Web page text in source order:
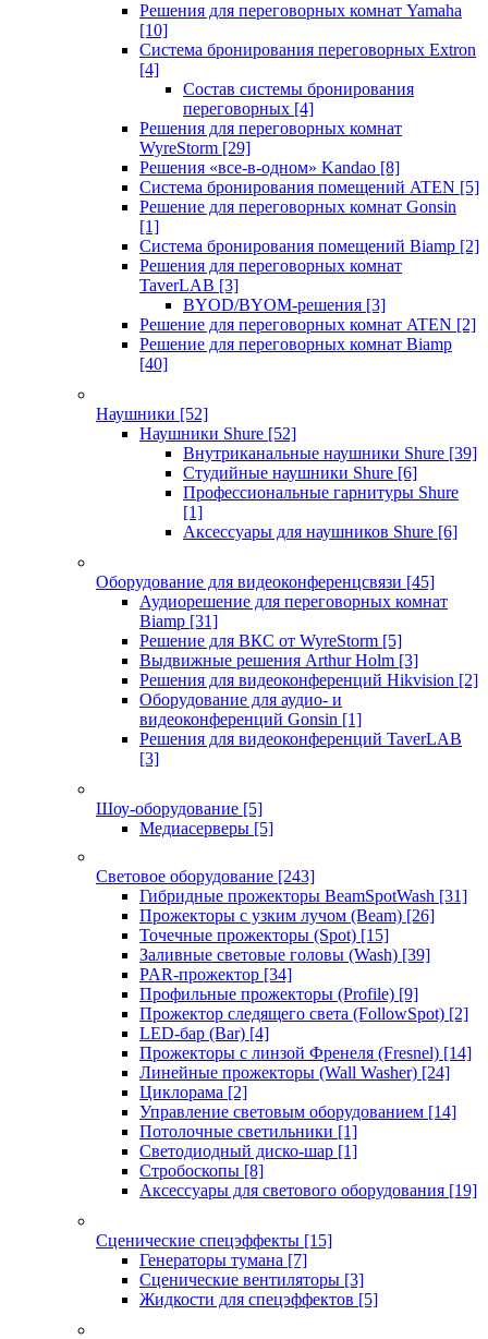
Решения для переговорных комнат Yamaha
[10]
Система бронирования переговорных Extron
[4]
Состав системы бронирования
переговорных [4]
Решения для переговорных комнат
WyreStorm [29]
Решения «все-в-одном» Kandao [8]
Система бронирования помещений ATEN [5]
Решение для переговорных комнат Gonsin
[1]
Система бронирования помещений Biamp [2]
Решения для переговорных комнат
TaverLAB [3]
BYOD/BYOM-решения [3]
Решение для переговорных комнат ATEN [2]
Решение для переговорных комнат Biamp
[40]
Наушники [52]
Наушники Shure [52]
Внутриканальные наушники Shure [39]
Студийные наушники Shure [6]
Профессиональные гарнитуры Shure
[1]
Аксессуары для наушников Shure [6]
Оборудование для видеоконференцсвязи [45]
Аудиорешение для переговорных комнат
Biamp [31]
Решение для ВКС от WyreStorm [5]
Выдвижные решения Arthur Holm [3]
Решения для видеоконференций Hikvision [2]
Оборудование для аудио- и
видеоконференций Gonsin [1]
Решения для видеоконференций TaverLAB
[3]
Шоу-оборудование [5]
Медиасерверы [5]
Световое оборудование [243]
Гибридные прожекторы BeamSpotWash [31]
Прожекторы с узким лучом (Beam) [26]
Точечные прожекторы (Spot) [15]
Заливные световые головы (Wash) [39]
PAR-прожектор [34]
Профильные прожекторы (Profile) [9]
Прожектор следящего света (FollowSpot) [2]
LED-бар (Bar) [4]
Прожекторы с линзой Френеля (Fresnel) [14]
Линейные прожекторы (Wall Washer) [24]
Циклорама [2]
Управление световым оборудованием [14]
Потолочные светильники [1]
Светодиодный диско-шар [1]
Стробоскопы [8]
Аксессуары для светового оборудования [19]
Сценические спецэффекты [15]
Генераторы тумана [7]
Сценические вентиляторы [3]
Жидкости для спецэффектов [5]